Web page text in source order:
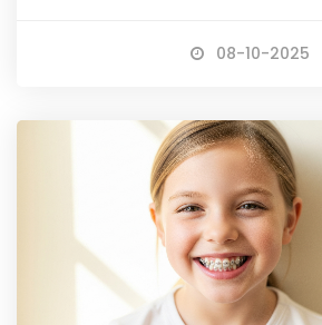
08-10-2025